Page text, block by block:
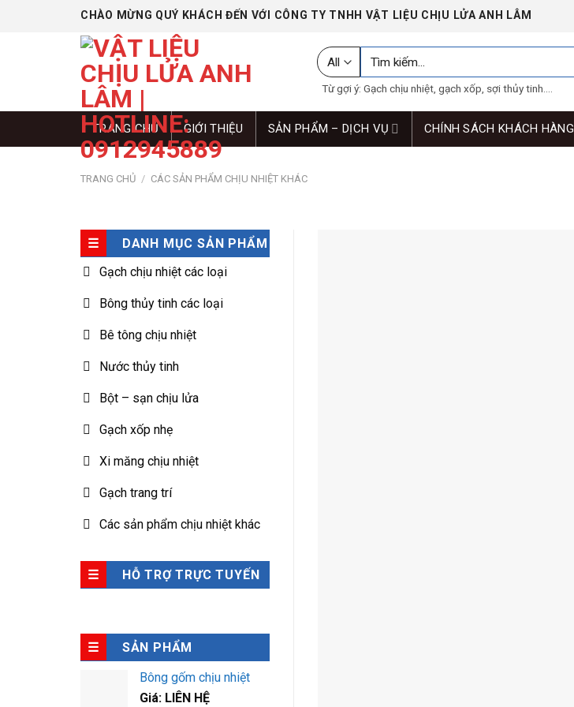
CHÀO MỪNG QUÝ KHÁCH ĐẾN VỚI CÔNG TY TNHH VẬT LIỆU CHỊU LỬA ANH LÂM
Tìm
Từ gợi ý: Gạch chịu nhiệt, gạch xốp, sợi thủy tinh....
TRANG CHỦ GIỚI THIỆU SẢN PHẨM – DỊCH VỤ CHÍNH SÁCH KHÁCH HÀNG
TRANG CHỦ / CÁC SẢN PHẨM CHỊU NHIỆT KHÁC
DANH MỤC SẢN PHẨM
Gạch chịu nhiệt các loại
Bông thủy tinh các loại
Bê tông chịu nhiệt
Nước thủy tinh
Bột – sạn chịu lửa
Gạch xốp nhẹ
Xi măng chịu nhiệt
Gạch trang trí
Các sản phẩm chịu nhiệt khác
HỖ TRỢ TRỰC TUYẾN
SẢN PHẨM
Bông gốm chịu nhiệt
Giá: LIÊN HỆ